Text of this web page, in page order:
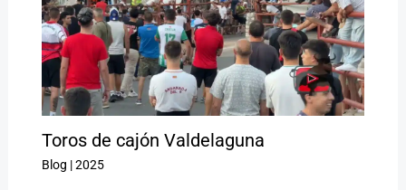
Toros de cajón Valdelaguna
Blog |2025